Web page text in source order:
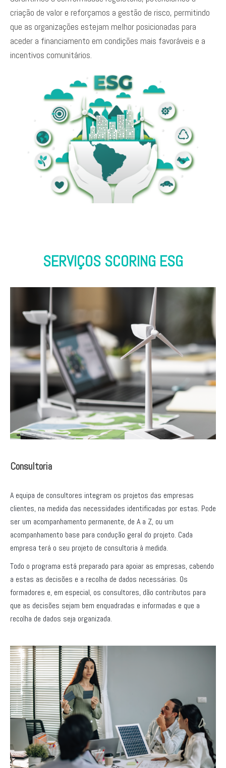
criação de valor e reforçamos a gestão de risco, permitindo
que as organizações estejam melhor posicionadas para
aceder a financiamento em condições mais favoráveis e a
incentivos comunitários.
SERVIÇOS SCORING ESG
Consultoria
A equipa de consultores integram os projetos das empresas
clientes, na medida das necessidades identificadas por estas. Pode
ser um acompanhamento permanente, de A a Z, ou um
acompanhamento base para condução geral do projeto. Cada
empresa terá o seu projeto de consultoria à medida.
Todo o programa está preparado para apoiar as empresas, cabendo
a estas as decisões e a recolha de dados necessárias. Os
formadores e, em especial, os consultores, dão contributos para
que as decisões sejam bem enquadradas e informadas e que a
recolha de dados seja organizada.